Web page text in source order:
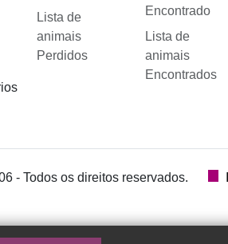
Lista de
animais
Perdidos
Encontrado
Lista de
animais
Encontrados
- Todos os direitos reservados.